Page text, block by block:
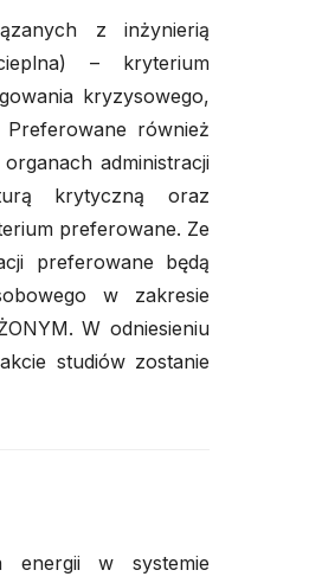
z inżynierią
– kryterium
kryzysowego,
również
administracji
krytyczną oraz
preferowane. Ze
preferowane będą
w zakresie
W odniesieniu
studiów zostanie
energii w systemie